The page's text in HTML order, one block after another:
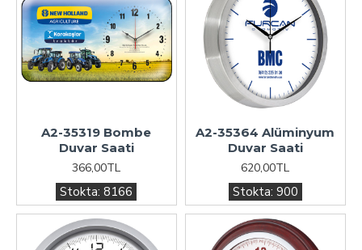
Stokta: 8166
A2-35319 Bombe
Duvar Saati
366,00TL
Stokta: 900
A2-35364 Alüminyum
Duvar Saati
620,00TL